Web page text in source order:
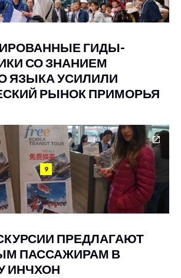
ГИДЫ-
СО ЗНАНИЕМ
ЯЗЫКА УСИЛИЛИ
РЫНОК ПРИМОРЬЯ
9
ПРЕДЛАГАЮТ
ПАССАЖИРАМ В
ИНЧХОН